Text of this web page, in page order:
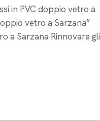
in PVC doppio vetro a
vetro a Sarzana”
a Sarzana Rinnovare gli